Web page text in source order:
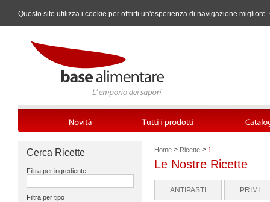
Questo sito utilizza i cookie per offrirti un'esperienza di navigazione
Cerca Ricette
Filtra per ingrediente
Filtra per tipo
Home > Ricette > 1
Le Nostre Ricette
ANTIPASTI PRIMI